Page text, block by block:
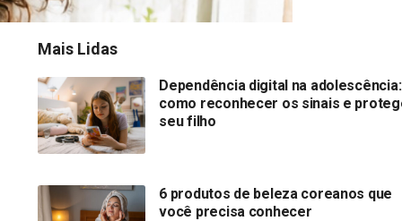
Mais Lidas
Dependência digital na adolescência:
como reconhecer os sinais e
seu filho
6 produtos de beleza coreanos que
você precisa conhecer